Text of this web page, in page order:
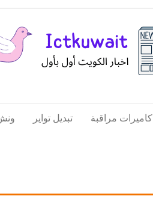
الكويت
تكنولوجيا
المعلومات
تبديل تواير كاميرات مراقبة